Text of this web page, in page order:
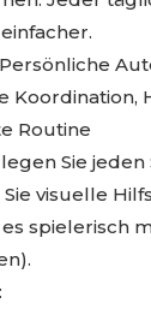
Koordination,
Routine
Sie jeden
visuelle
es spielerisch